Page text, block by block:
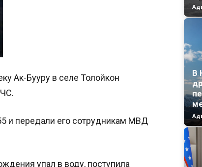
Ак-Бууру в селе Толойкон
и передали его сотрудникам МВД
упал в воду, поступила
В